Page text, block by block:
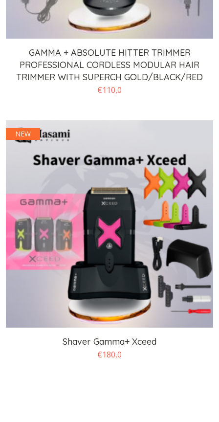
GAMMA + ABSOLUTE HITTER TRIMMER
PROFESSIONAL CORDLESS MODULAR HAIR
TRIMMER WITH SUPERCH GOLD/BLACK/RED
€110,0
NEW
Shaver Gamma+ Xceed
€180,0